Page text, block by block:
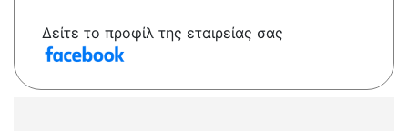
Δείτε το προφίλ της εταιρείας σας